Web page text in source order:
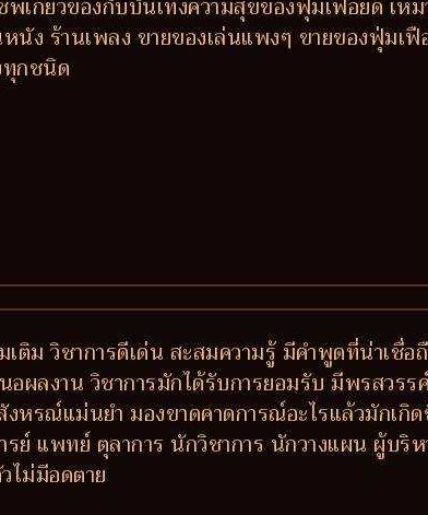
นัง ร้านเพลง ขายของเล่นแพงๆ ขายของฟุ่มเฟื
ทุกชนิด
ติม วิชาการดีเด่น สะสมความรู้ มีคำพูดที่น่าเชื่อ
ผลงาน วิชาการมักได้รับการยอมรับ มีพรสวรร
หรณ์แม่นยำ มองขาดคาดการณ์อะไรแล้วมักเกิ
รย์ แพทย์ ตุลาการ นักวิชาการ นักวางแผน ผู้บริ
ไม่มีอดตาย